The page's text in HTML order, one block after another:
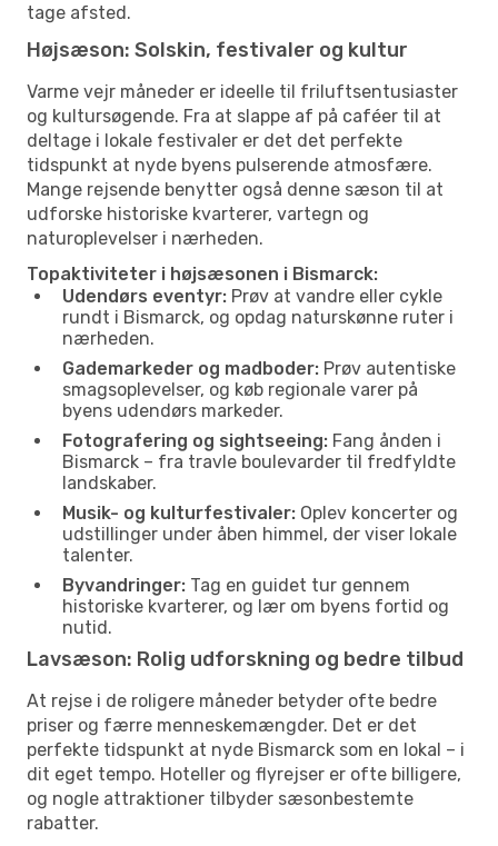
tage afsted.
Højsæson: Solskin, festivaler og kultur
Varme vejr måneder er ideelle til friluftsentusiaster
og kultursøgende. Fra at slappe af på caféer til at
deltage i lokale festivaler er det det perfekte
tidspunkt at nyde byens pulserende atmosfære.
Mange rejsende benytter også denne sæson til at
udforske historiske kvarterer, vartegn og
naturoplevelser i nærheden.
Topaktiviteter i højsæsonen i Bismarck:
Udendørs eventyr: Prøv at vandre eller cykle
rundt i Bismarck, og opdag naturskønne ruter i
nærheden.
Gademarkeder og madboder: Prøv autentiske
smagsoplevelser, og køb regionale varer på
byens udendørs markeder.
Fotografering og sightseeing: Fang ånden i
Bismarck – fra travle boulevarder til fredfyldte
landskaber.
Musik- og kulturfestivaler: Oplev koncerter og
udstillinger under åben himmel, der viser lokale
talenter.
Byvandringer: Tag en guidet tur gennem
historiske kvarterer, og lær om byens fortid og
nutid.
Lavsæson: Rolig udforskning og bedre tilbud
At rejse i de roligere måneder betyder ofte bedre
priser og færre menneskemængder. Det er det
perfekte tidspunkt at nyde Bismarck som en lokal – i
dit eget tempo. Hoteller og flyrejser er ofte billigere,
og nogle attraktioner tilbyder sæsonbestemte
rabatter.